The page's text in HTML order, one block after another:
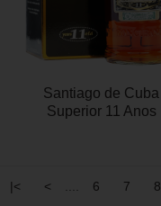
Santiago de Cuba
Superior 11 Anos
|< < 6 7 8